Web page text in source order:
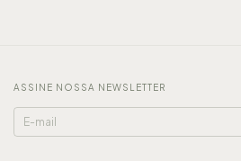
ASSINE NOSSA NEWSLETTER